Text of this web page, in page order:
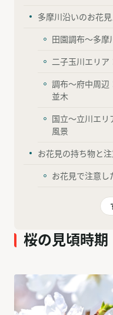
多摩川沿いのお花
田園調布〜多摩
二子玉川エリ
調布〜府中周辺
並木
国立〜立川エリ
風景
お花見の持ち物と
お花見で注意し
桜の見頃時期